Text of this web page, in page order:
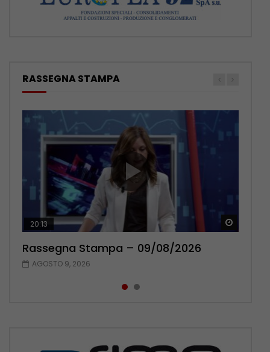
RASSEGNA STAMPA
20:13
Rassegna Stampa – 09/08/2026
AGOSTO 9, 2026
14:03
Rassegna Stampa – 08/08/2026
AGOSTO 8, 2026